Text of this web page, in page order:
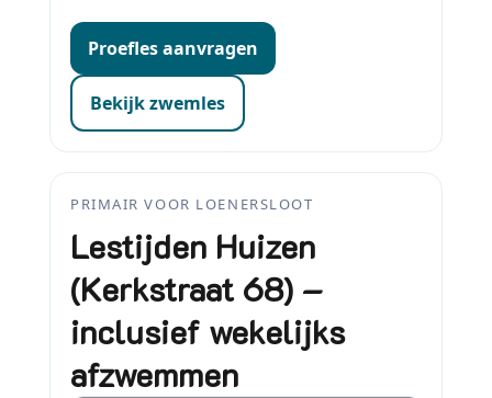
Proefles aanvragen
Bekijk zwemles
PRIMAIR VOOR LOENERSLOOT
Lestijden Huizen
(Kerkstraat 68) –
inclusief wekelijks
afzwemmen